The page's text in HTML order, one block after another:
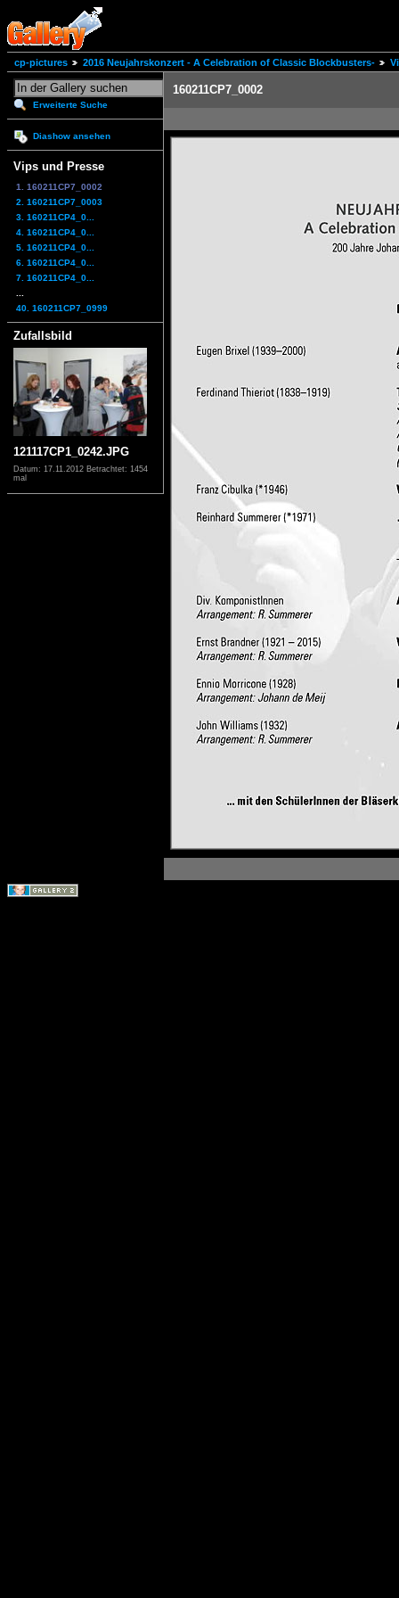
cp-pictures 2016 Neujahrskonzert - A Celebration of Classic Blockbusters-
Erweiterte Suche
Diashow ansehen
Vips und Presse
1. 160211CP7_0002
2. 160211CP7_0003
3. 160211CP4_0...
4. 160211CP4_0...
5. 160211CP4_0...
6. 160211CP4_0...
7. 160211CP4_0...
40. 160211CP7_0999
Zufallsbild
121117CP1_0242.JPG
Datum: 17.11.2012 Betrachtet: 1454
mal
160211CP7_0002